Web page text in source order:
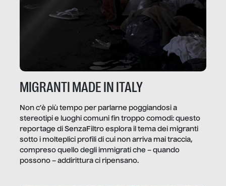
MIGRANTI MADE IN ITALY
Non c’è più tempo per parlarne poggiandosi a
stereotipi e luoghi comuni fin troppo comodi: questo
reportage di SenzaFiltro esplora il tema dei migranti
sotto i molteplici profili di cui non arriva mai traccia,
compreso quello degli immigrati che – quando
possono – addirittura ci ripensano.